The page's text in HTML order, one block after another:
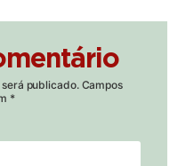
publicado. Campos
*